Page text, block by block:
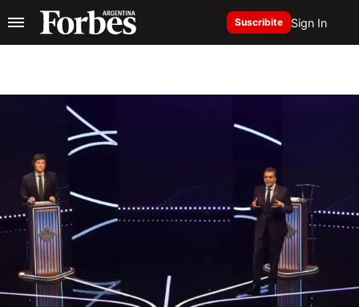
Suscribite Sign In